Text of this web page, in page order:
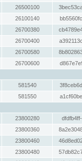
26500100
26100140
26700380
26700400
26700580
26700600
581540
581550
23800280
23800360
23800460
23800480